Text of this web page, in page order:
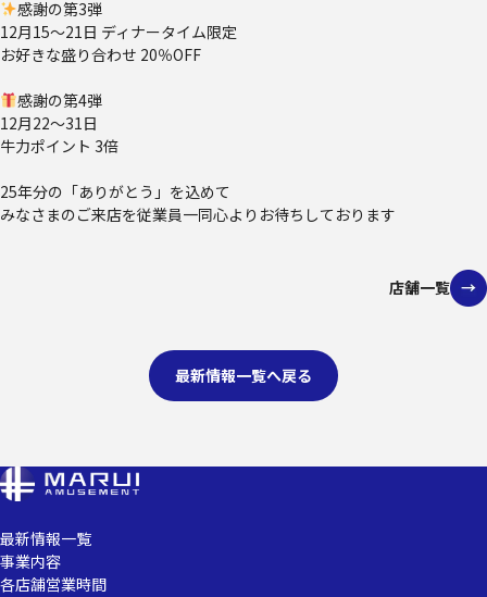
感謝の第3弾
12月15～21日 ディナータイム限定
お好きな盛り合わせ 20％OFF
感謝の第4弾
12月22～31日
牛力ポイント 3倍
25年分の「ありがとう」を込めて
みなさまのご来店を従業員一同心よりお待ちしております
店舗一覧
最新情報一覧へ戻る
最新情報一覧
事業内容
各店舗営業時間